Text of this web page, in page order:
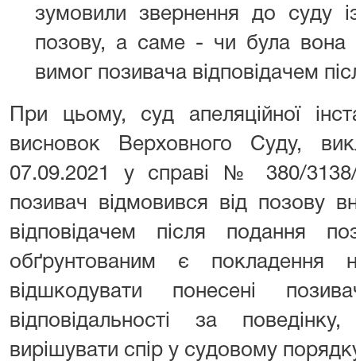
зумовили звернення до суду
позову, а саме - чи була вона
вимог позивача відповідачем
При цьому, суд апеляційної
висновок Верховного Суду,
07.09.2021 у справі № 380/
позивач відмовився від позову
відповідачем після подання
обґрунтованим є покладення
відшкодувати понесені
відповідальності за
вирішувати спір у судовому